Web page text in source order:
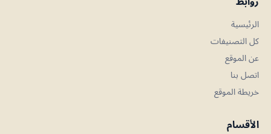
الرئيسية
كل التصنيفات
عن الموقع
اتصل بنا
خريطة الموقع
الأقسام